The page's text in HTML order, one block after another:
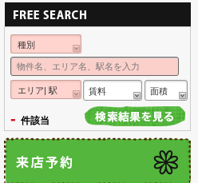
種別
エリア| 駅 賃料 面積
- 件該当